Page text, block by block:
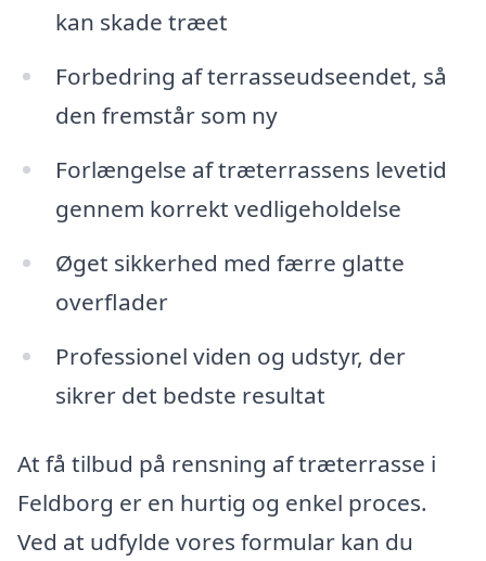
kan skade træet
Forbedring af terrasseudseendet, så
den fremstår som ny
Forlængelse af træterrassens levetid
gennem korrekt vedligeholdelse
Øget sikkerhed med færre glatte
overflader
Professionel viden og udstyr, der
sikrer det bedste resultat
At få tilbud på rensning af træterrasse i
Feldborg er en hurtig og enkel proces.
Ved at udfylde vores formular kan du